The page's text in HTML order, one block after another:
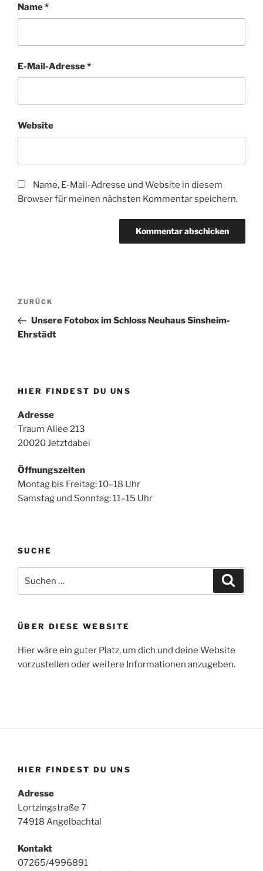
Name*
E-Mail-Adresse*
Website
Name, E-Mail-Adresse und Website in diesem
Browser für meinen nächsten Kommentar speichern.
Beitragsnavigation
Vorheriger
Beitrag
ZURÜCK
Unsere Fotobox im Schloss Neuhaus Sinsheim-
Ehrstädt
HIER FINDEST DU UNS
Adresse
Traum Allee 213
20020 Jetztdabei
Öffnungszeiten
Montag bis Freitag: 10–18 Uhr
Samstag und Sonntag: 11–15 Uhr
SUCHE
nach:
ÜBER DIESE WEBSITE
Hier wäre ein guter Platz, um dich und deine Website
vorzustellen oder weitere Informationen anzugeben.
HIER FINDEST DU UNS
Adresse
Lortzingstraße 7
74918 Angelbachtal
Kontakt
07265/4996891